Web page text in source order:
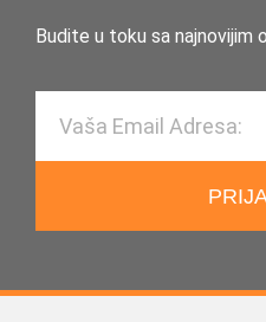
Budite u toku sa najnovijim